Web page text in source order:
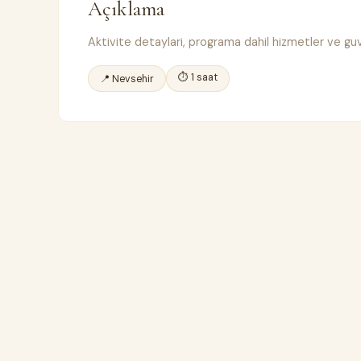
Açıklama
Aktivite detaylari, programa dahil hizmetler ve
📍 Nevsehir ⏱ 1 saat